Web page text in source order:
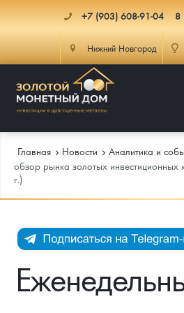
+7 (903) 608-91-04 8
Нижний Новгород
Каталог
Каталог Монет
Монеты Россия и СССР
Памятные и старинные монеты
Инфо
Подлинность монет
Услуги
Главная Новости Аналитика и
обзор рынка золотых инвестиционных
г.)